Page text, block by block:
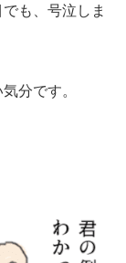
も、号泣しま
分です。